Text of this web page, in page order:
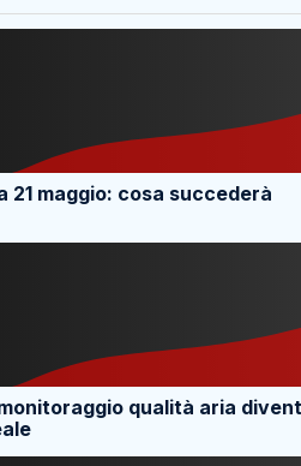
21 maggio: cosa succederà
qualità aria